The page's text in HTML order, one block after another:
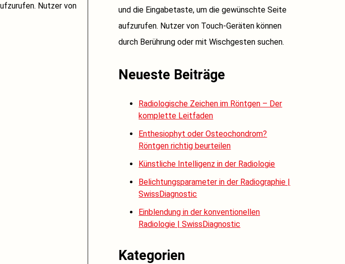
Nutzer von
und die Eingabetaste, um die gewünschte Seite
aufzurufen. Nutzer von Touch-Geräten können
durch Berührung oder mit Wischgesten suchen.
Neueste Beiträge
Radiologische Zeichen im Röntgen – Der
komplette Leitfaden
Enthesiophyt oder Osteochondrom?
Röntgen richtig beurteilen
Künstliche Intelligenz in der Radiologie
Belichtungsparameter in der Radiographie |
SwissDiagnostic
Einblendung in der konventionellen
Radiologie | SwissDiagnostic
Kategorien